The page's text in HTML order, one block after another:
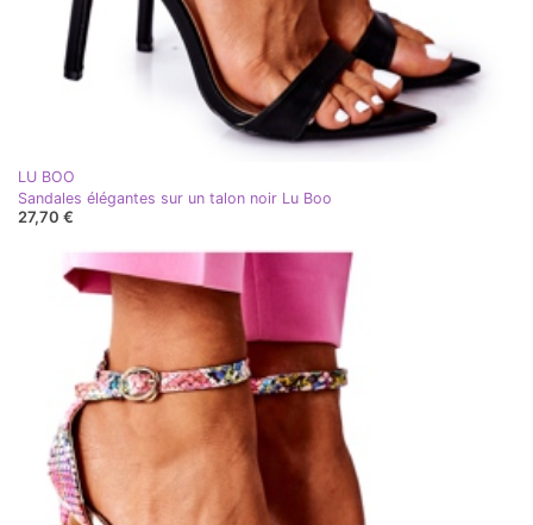
LU BOO
Sandales élégantes sur un talon noir Lu Boo
27,70 €